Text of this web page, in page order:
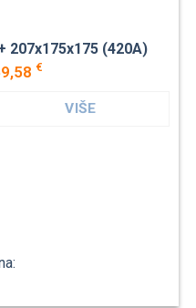
207x175x175 (420A)
€
VIŠE